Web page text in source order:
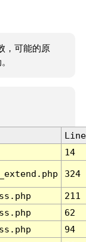
，可能的原
Line
14
324
211
62
94